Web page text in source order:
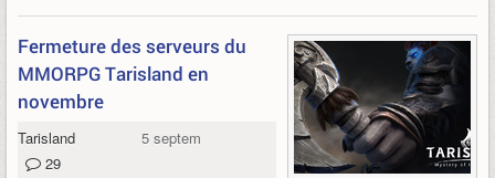
Fermeture des serveurs du
MMORPG Tarisland en
novembre
Tarisland
5 septembre 2025
29